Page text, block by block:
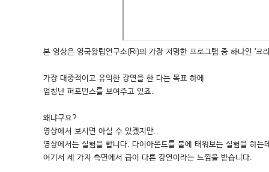
본 영상은 영국왕립연구소(Ri)의 가장 저명한 프로그램 중 하나인 '크
가장 대중적이고 유익한 강연을 한 다는 목표 하에
엄청난 퍼포먼스를 보여주고 있죠.
왜냐구요?
영상에서 보시면 아실 수 있겠지만..
영상에서는 실험을 합니다. 다이아몬드를 불에 태워보는 실험을 하는
여기서 세 가지 측면에서 급이 다른 강연이라는 느낌을 받습니다.